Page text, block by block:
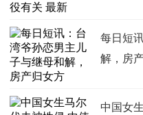
每日短
解，房
中国女